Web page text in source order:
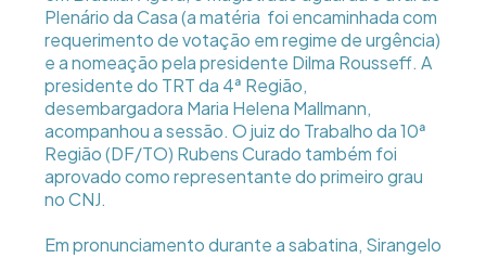
Plenário da Casa (a matéria foi encaminhada com
requerimento de votação em regime de urgência)
e a nomeação pela presidente Dilma Rousseff. A
presidente do TRT da 4ª Região,
desembargadora Maria Helena Mallmann,
acompanhou a sessão. O juiz do Trabalho da 10ª
Região (DF/TO) Rubens Curado também foi
aprovado como representante do primeiro grau
no CNJ.
Em pronunciamento durante a sabatina, Sirangelo